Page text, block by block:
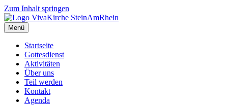
Zum Inhalt springen
Menü
Startseite
Gottesdienst
Aktivitäten
Über uns
Teil werden
Kontakt
Agenda